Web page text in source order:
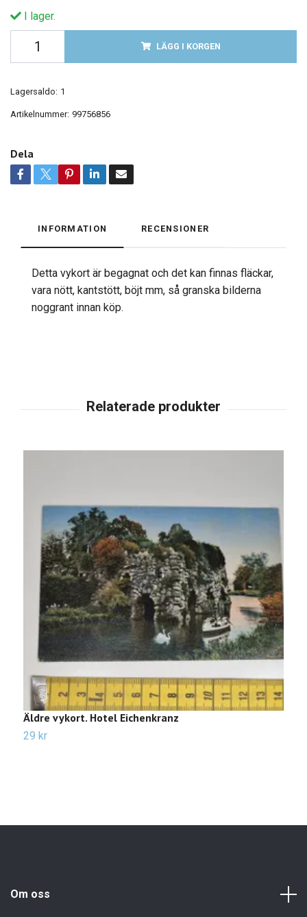
I lager.
LÄGG I KORGEN
Lagersaldo: 1
Artikelnummer: 99756856
Dela
INFORMATION RECENSIONER
Detta vykort är begagnat och det kan finnas fläckar,
vara nött, kantstött, böjt mm, så granska bilderna
noggrant innan köp.
Äldre vykort. Hotel Eichenkranz
29 kr
Om oss